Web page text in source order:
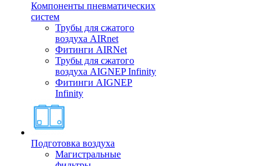
Компоненты пневматических
систем
Трубы для сжатого
воздуха AIRnet
Фитинги AIRNet
Трубы для сжатого
воздуха AIGNEP Infinity
Фитинги AIGNEP
Infinity
Подготовка воздуха
Магистральные